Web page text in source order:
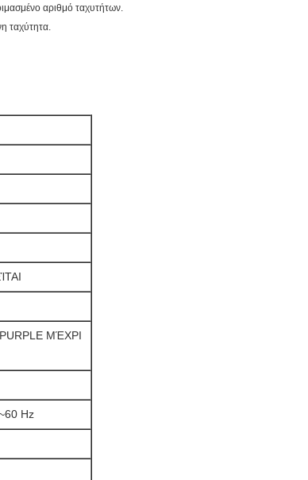
αριθμό ταχυτήτων.
ταχύτητα.
ΜΈΧΡΙ
Hz